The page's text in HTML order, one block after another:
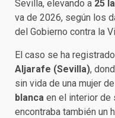
Sevilla, elevando a 25
va de 2026, según los
del Gobierno contra la
El caso se ha
Aljarafe (Sevilla),
sin vida de una mujer
blanca en el interior de
encontraba también un